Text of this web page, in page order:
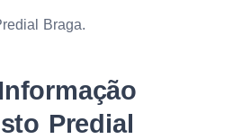
Braga.
Predial